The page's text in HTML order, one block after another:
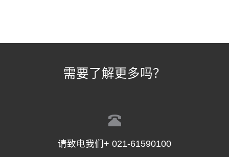
需要了解更多吗？
请致电我们+ 021-61590100